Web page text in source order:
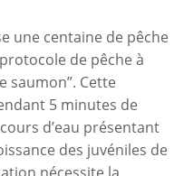
une centaine de pêche
de pêche à
saumon”. Cette
5 minutes de
d’eau présentant
des juvéniles de